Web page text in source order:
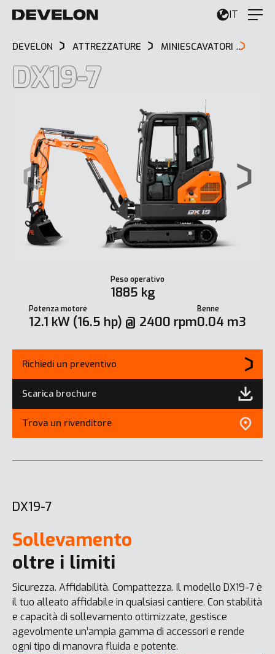
IT
DEVELON ATTREZZATURE MINIESCAVATORI
DX19-7
Peso operativo
1885 kg
Potenza motore
12.1 kW (16.5 hp) @ 2400 rpm
Benne
0.04 m3
Richiedi un preventivo
Scarica brochure
Trova un rivenditore
DX19-7
Sollevamento
oltre i limiti
Sicurezza. Affidabilità. Compattezza. Il modello DX19-7 è
il tuo alleato affidabile in qualsiasi cantiere. Con stabilità
e capacità di sollevamento ottimizzate, gestisce
agevolmente un’ampia gamma di accessori e rende
ogni tipo di manovra fluida e potente.